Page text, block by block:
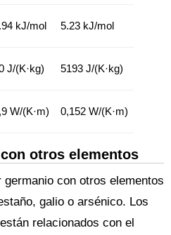
kJ/mol 5.23 kJ/mol
J/(K·kg) 5193 J/(K·kg)
W/(K·m) 0,152 W/(K·m)
otros elementos
germanio con otros elementos
galio o arsénico. Los
relacionados con el